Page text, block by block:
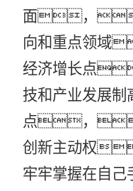
面，
向和重点领
经济增长点
技和产业发展制
点，
创新主动权
牢牢掌握在自己